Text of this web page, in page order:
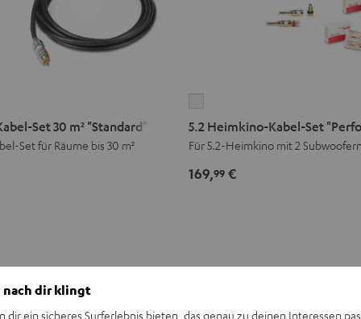
Set 30 m² "Standard"
Set für Räume bis 30 m²
Heimkino-
Kabel-
"Performance"
5.2 Heimkino-Kabel-Set
Für 5.2-Heimkino mit 2 Subwoofern
169,99 €
nach dir klingt
dir ein sicheres Surferlebnis bieten, das genau zu deinen Interessen